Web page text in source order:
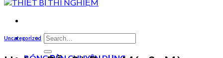
Search
for:
Uncategorized